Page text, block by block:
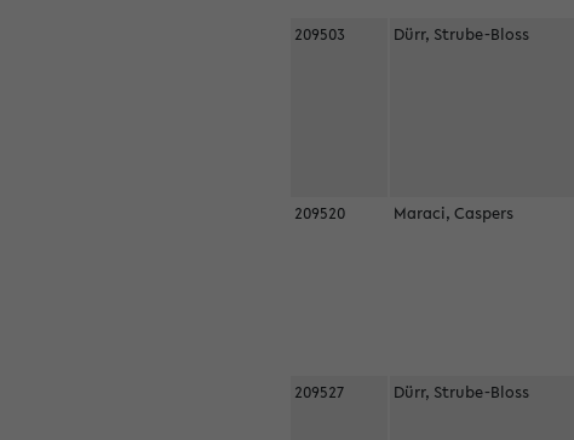
209503 Dürr, Strube-Bloss
209520 Maraci, Caspers
209527 Dürr, Strube-Bloss